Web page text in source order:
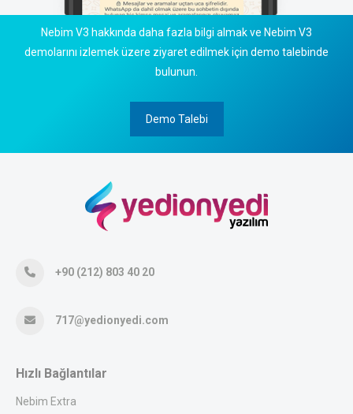
Nebim V3 hakkında daha fazla bilgi almak ve Nebim V3
demolarını izlemek üzere ziyaret edilmek için demo talebinde
bulunun.
Demo Talebi
+90 (212) 803 40 20
717@yedionyedi.com
Hızlı Bağlantılar
Nebim Extra